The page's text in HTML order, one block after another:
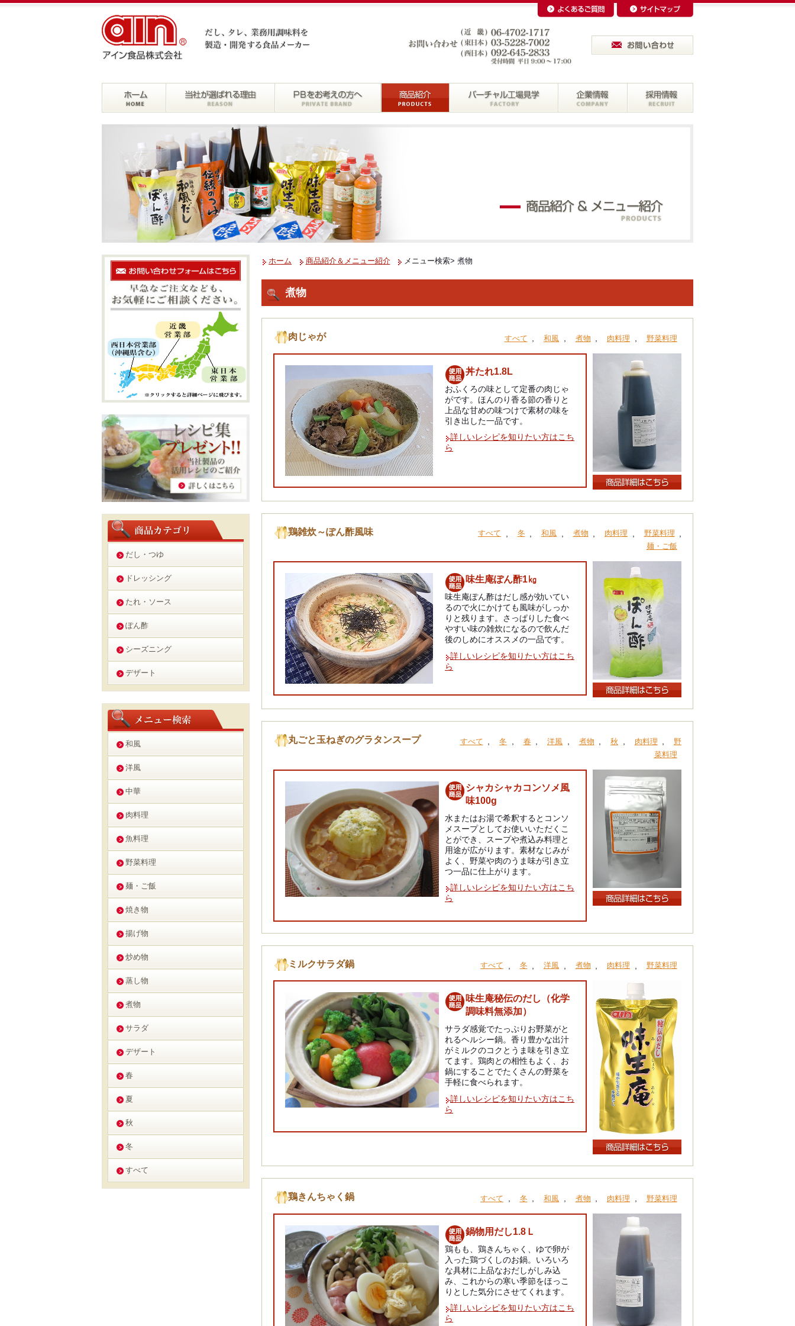
だし・つゆ
ドレッシング
たれ・ソース
ぽん酢
シーズニング
デザート
和風
洋風
中華
肉料理
魚料理
野菜料理
麺・ご飯
焼き物
揚げ物
炒め物
蒸し物
煮物
サラダ
デザート
春
夏
秋
冬
すべて
ホーム 商品紹介＆メニュー紹介 メニュー検索> 煮物
煮物
肉じゃが すべて 和風 煮物 肉料理 野菜料理
丼たれ1.8L
おふくろの味として定番の肉じゃ
がです。ほんのり香る節の香りと
上品な甘めの味つけで素材の味を
引き出した一品です。
詳しいレシピを知りたい方はこち
ら
鶏雑炊～ぽん酢風味 すべて 冬 和風 煮物 肉料理 野菜料理
麺・ご飯
味生庵ぽん酢1㎏
味生庵ぽん酢はだし感が効いてい
るので火にかけても風味がしっか
りと残ります。さっぱりした食べ
やすい味の雑炊になるので飲んだ
後のしめにオススメの一品です。
詳しいレシピを知りたい方はこち
ら
丸ごと玉ねぎのグラタンスープ すべて , 冬 , 春 , 洋風 , 煮物 , 秋 , 肉料理 ,
野
菜料理
シャカシャカコンソメ風
味100g
水またはお湯で希釈するとコンソ
メスープとしてお使いいただくこ
とができ、スープや煮込み料理と
用途が広がります。素材なじみが
よく、野菜や肉のうま味が引き立
つ一品に仕上がります。
詳しいレシピを知りたい方はこち
ら
ミルクサラダ鍋 すべて 冬 洋風 煮物 肉料理 野菜料理
味生庵秘伝のだし（化学
調味料無添加）
サラダ感覚でたっぷりお野菜がと
れるヘルシー鍋。香り豊かな出汁
がミルクのコクとうま味を引き立
てます。鶏肉との相性もよく、お
鍋にすることでたくさんの野菜を
手軽に食べられます。
詳しいレシピを知りたい方はこち
ら
鶏きんちゃく鍋 すべて , 冬 , 和風 , 煮物 , 肉料理 , 野菜料理
鍋物用だし1.8Ｌ
鶏もも、鶏きんちゃく、ゆで卵が
入った鶏づくしのお鍋。いろいろ
な具材に上品なおだしがしみ込
み、これからの寒い季節をほっこ
りとした気分にさせてくれます。
詳しいレシピを知りたい方はこち
ら